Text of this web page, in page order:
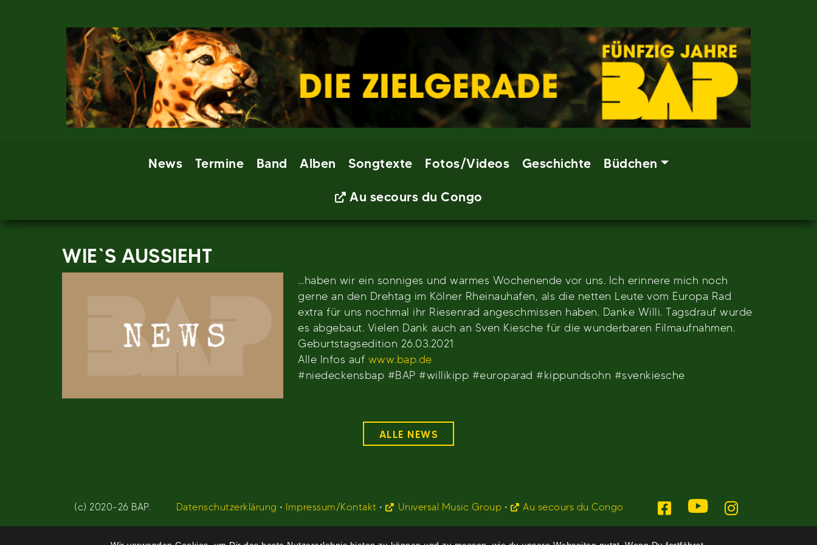
News Termine Band Alben Songtexte Fotos/Videos Geschichte Büdchen
Au secours du Congo
WIE`S AUSSIEHT
…haben wir ein sonniges und warmes Wochenende vor uns. Ich erinnere mich noch
gerne an den Drehtag im Kölner Rheinauhafen, als die netten Leute vom Europa Rad
extra für uns nochmal ihr Riesenrad angeschmissen haben. Danke Willi. Tagsdrauf wurde
es abgebaut. Vielen Dank auch an Sven Kiesche für die wunderbaren Filmaufnahmen.
Geburtstagsedition 26.03.2021
Alle Infos auf www.bap.de
#niedeckensbap #BAP #willikipp #europarad #kippundsohn #svenkiesche
ALLE NEWS
(c) 2020-26 BAP. Datenschutzerklärung • Impressum/Kontakt • Universal Music Group • Au secours du Congo